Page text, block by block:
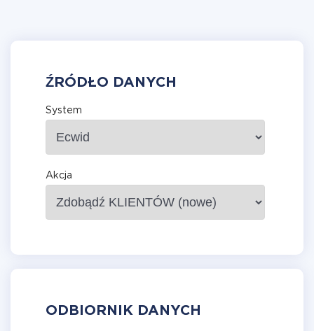
ŹRÓDŁO DANYCH
System
Akcja
ODBIORNIK DANYCH